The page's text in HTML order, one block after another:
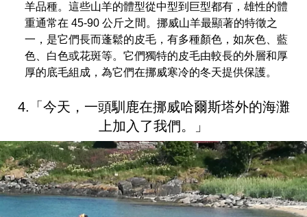
羊品種。這些山羊的體型從中型到巨型都有，雄性的體
重通常在 45-90 公斤之間。挪威山羊最顯著的特徵之
一，是它們長而蓬鬆的皮毛，有多種顏色，如灰色、藍
色、白色或花斑等。它們獨特的皮毛由較長的外層和厚
厚的底毛組成，為它們在挪威寒冷的冬天提供保護。
4.「今天，一頭馴鹿在挪威哈爾斯塔外的海灘
上加入了我們。」